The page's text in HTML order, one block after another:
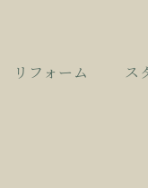
リフォーム ス